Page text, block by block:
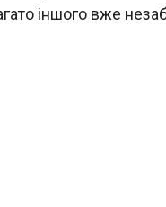
іншого вже